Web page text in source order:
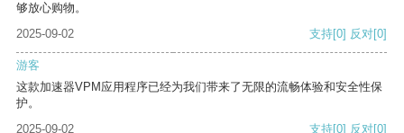
够放心购物。
2025-09-02
支持[0] 反对[0]
游客
这款加速器VPM应用程序已经为我们带来了无限的流畅体验和安全性保
护。
2025-09-02
支持[0] 反对[0]